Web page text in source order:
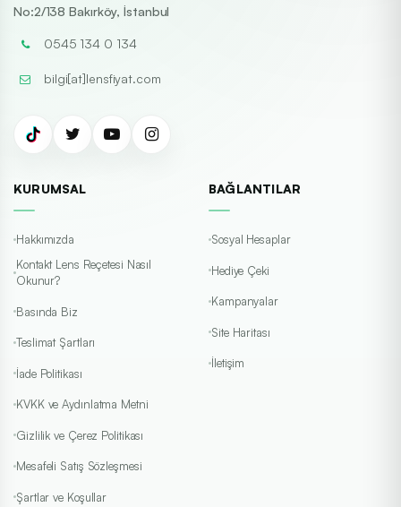
No:2/138 Bakırköy, İstanbul
0545 134 0 134
bilgi[at]lensfiyat.com
KURUMSAL
Hakkımızda
Kontakt Lens Reçetesi Nasıl
Okunur?
Basında Biz
Teslimat Şartları
İade Politikası
KVKK ve Aydınlatma Metni
Gizlilik ve Çerez Politikası
Mesafeli Satış Sözleşmesi
Şartlar ve Koşullar
BAĞLANTILAR
Sosyal Hesaplar
Hediye Çeki
Kampanyalar
Site Haritası
İletişim